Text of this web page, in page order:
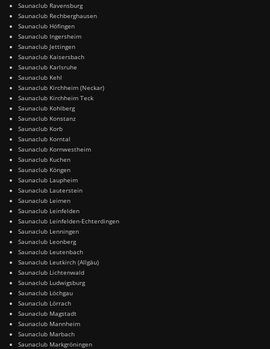
Saunaclub Ravensburg
Saunaclub Rechberghausen
Saunaclub Höfingen
Saunaclub Ingersheim
Saunaclub Jettingen
Saunaclub Kaisersbach
Saunaclub Karlsruhe
Saunaclub Kehl
Saunaclub Kirchheim (Neckar)
Saunaclub Kirchheim Teck
Saunaclub Kohlberg
Saunaclub Konstanz
Saunaclub Korb
Saunaclub Korntal
Saunaclub Kornwestheim
Saunaclub Kuchen
Saunaclub Köngen
Saunaclub Laupheim
Saunaclub Lauterstein
Saunaclub Leimen
Saunaclub Leinfelden
Saunaclub Leinfelden-Echterdingen
Saunaclub Lenningen
Saunaclub Leonberg
Saunaclub Leutenbach
Saunaclub Leutkirch (Allgäu)
Saunaclub Lichtenwald
Saunaclub Ludwigsburg
Saunaclub Löchgau
Saunaclub Lörrach
Saunaclub Magstadt
Saunaclub Mannheim
Saunaclub Marbach
Saunaclub Markgröningen